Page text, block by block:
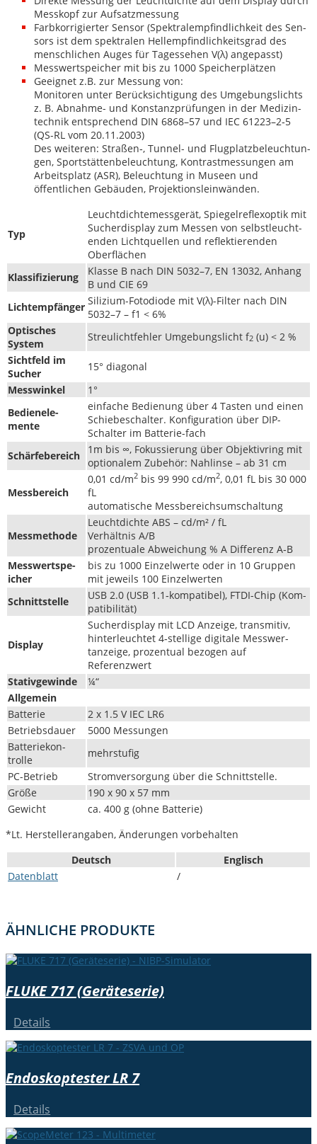
Messkopf zur Aufsatzmessung
Far­bko­r­rigiert­er Sen­sor (Spek­tralempfind­lichkeit des Sen­
sors ist dem spek­tralen Hellempfind­lichkeits­grad des
men­schlichen Auges für Tagesse­hen V(λ) angepasst)
Mess­wert­spe­ich­er mit bis zu 1000 Speicherplätzen
Geeignet z.B. zur Mes­sung von:
Mon­i­toren unter Berück­sich­ti­gung des Umge­bungslichts
z. B. Abnahme- und Kon­stanzprü­fun­gen in der Medi­z­in­
tech­nik entsprechend DIN 6868–57 und IEC 61223–2‑5
(QS-RL vom 20.11.2003)
Des weit­eren: Straßen‑, Tun­nel- und Flug­platz­beleuch­tun­
gen, Sport­stät­ten­beleuch­tung, Kon­trastmes­sun­gen am
Arbeit­splatz (ASR), Beleuch­tung in Museen und
öffentlichen Gebäu­den, Projektionsleinwänden.
Typ
Leucht­dichtemess­gerät, Spiegel­re­flex­op­tik mit
Sucherdis­play zum Messen von selb­stleuch­t­
en­den Lichtquellen und reflek­tieren­den
Oberflächen
Klas­si­fizierung
Klasse B nach DIN 5032–7, EN 13032, Anhang
B und CIE 69
Lichtempfänger Siliz­ium-Foto­di­ode mit V(λ)-Filter nach DIN
5032–7 – f1 < 6%
Optis­ches
System
Streulicht­fehler Umge­bungslicht f2 (u) < 2 %
Sicht­feld im
Sucher
15° diag­o­nal
Mess­winkel
1°
Bedi­enele­
mente
ein­fache Bedi­enung über 4 Tas­ten und einen
Schiebeschal­ter. Kon­fig­u­ra­tion über DIP-
Schal­ter im Batterie-fach
Schär­febere­ich
1m bis ∞, Fokussierung über Objek­tivring mit
optionalem Zube­hör: Nahlinse – ab 31 cm
Mess­bere­ich
0,01 cd/m2 bis 99 990 cd/m2, 0,01 fL bis 30 000
fL
automa­tis­che Messbereichsumschaltung
Mess­meth­ode
Leucht­dichte ABS – cd/m² / fL
Ver­hält­nis A/B
prozen­tuale Abwe­ichung % A Dif­ferenz A‑B
Mess­wert­spe­
ich­er
bis zu 1000 Einzel­w­erte oder in 10 Grup­pen
mit jew­eils 100 Einzelwerten
Schnittstelle
USB 2.0 (USB 1.1‑kompatibel), FTDI-Chip (Kom­
pat­i­bil­ität)
Dis­play
Sucherdis­play mit LCD Anzeige, trans­mi­tiv,
hin­ter­leuchtet 4‑stellige dig­i­tale Mess­wer­
tanzeige, prozen­tu­al bezo­gen auf
Referenzwert
Sta­tivgewinde
¼“
All­ge­mein
Bat­terie
2 x 1.5 V IEC LR6
Betrieb­s­dauer
5000 Mes­sun­gen
Bat­teriekon­
trolle
mehrstu­fig
PC-Betrieb
Stromver­sorgung über die Schnittstelle.
Größe
190 x 90 x 57 mm
Gewicht
ca. 400 g (ohne Batterie)
*Lt. Her­stellerangaben, Änderun­gen vorbehalten
Deutsch
Englisch
Daten­blatt
/
ÄHN­LICHE PRODUKTE
FLUKE 717 (Geräteserie)
Details
Endoskoptester LR 7
Details